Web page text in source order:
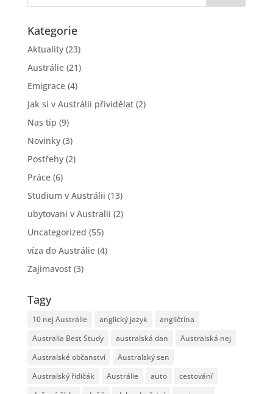
Kategorie
Aktuality(23)
Austrálie(21)
Emigrace(4)
Jak si v Austrálii přividělat(2)
Nas tip (9)
Novinky(3)
Postřehy(2)
Práce(6)
Studium v Austrálii (13)
ubytovani v Australii (2)
Uncategorized (55)
víza do Austrálie(4)
Zajimavost(3)
Tagy
10 nej Austrálie anglický jazyk
angličtina
Australia Best Study
australská dan
Australská nej
Australské občanství
Australský sen
Australský řidičák
Austrálie auto
cestování